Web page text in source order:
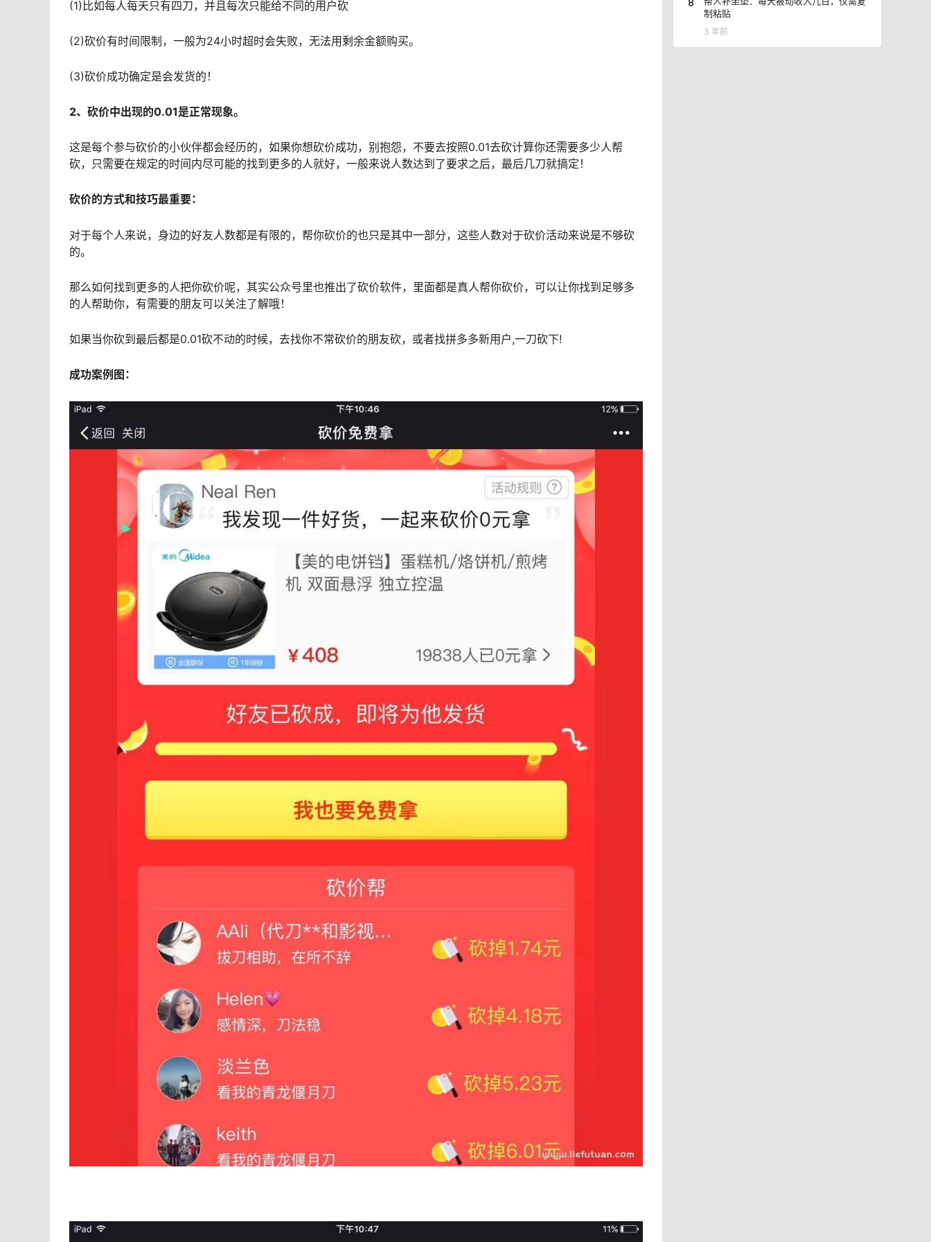
(1)比如每人每天只有四刀，并且每次只能给不同的用户砍
(2)砍价有时间限制，一般为24小时超时会失败，无法用剩余金额购买。
(3)砍价成功确定是会发货的！
2、砍价中出现的0.01是正常现象。
这是每个参与砍价的小伙伴都会经历的，如果你想砍价成功，别抱怨，不要去按照0.01去砍计算你还需要多少人帮
砍，只需要在规定的时间内尽可能的找到更多的人就好，一般来说人数达到了要求之后，最后几刀就搞定！
砍价的方式和技巧最重要：
对于每个人来说，身边的好友人数都是有限的，帮你砍价的也只是其中一部分，这些人数对于砍价活动来说是不够砍
的。
那么如何找到更多的人把你砍价呢，其实公众号里也推出了砍价软件，里面都是真人帮你砍价，可以让你找到足够多
的人帮助你，有需要的朋友可以关注了解哦！
如果当你砍到最后都是0.01砍不动的时候，去找你不常砍价的朋友砍，或者找拼多多新用户,一刀砍下!
成功案例图：
制粘贴
3 年前